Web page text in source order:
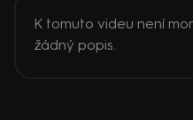
K tomuto videu není
žádný popis.